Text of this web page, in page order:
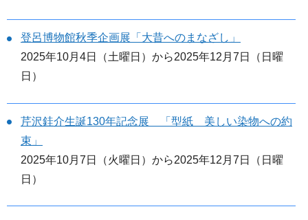
登呂博物館秋季企画展「大昔へのまなざし」
2025年10月4日（土曜日）から2025年12月7日（日曜
日）
芹沢銈介生誕130年記念展 「型紙 美しい染物への約
束」
2025年10月7日（火曜日）から2025年12月7日（日曜
日）